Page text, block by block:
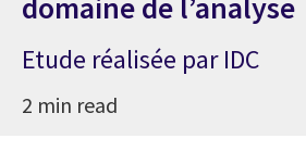
Etude réalisée par IDC
2 min read